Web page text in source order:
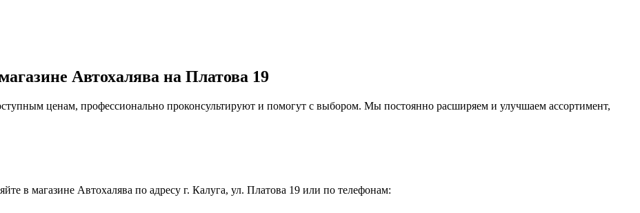
Автохалява на Платова 19
ценам, профессионально проконсультируют и помогут с выбором. Мы постоянно расширяем и улучшаем ассортимент,
в магазине Автохалява по адресу г. Калуга, ул. Платова 19 или по телефонам: